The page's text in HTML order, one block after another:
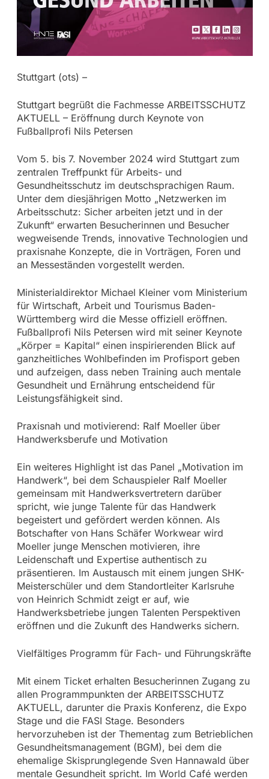
Stuttgart (ots) –
Stuttgart begrüßt die Fachmesse ARBEITSSCHUTZ
AKTUELL – Eröffnung durch Keynote von
Fußballprofi Nils Petersen
Vom 5. bis 7. November 2024 wird Stuttgart zum
zentralen Treffpunkt für Arbeits- und
Gesundheitsschutz im deutschsprachigen Raum.
Unter dem diesjährigen Motto „Netzwerken im
Arbeitsschutz: Sicher arbeiten jetzt und in der
Zukunft“ erwarten Besucherinnen und Besucher
wegweisende Trends, innovative Technologien und
praxisnahe Konzepte, die in Vorträgen, Foren und
an Messeständen vorgestellt werden.
Ministerialdirektor Michael Kleiner vom Ministerium
für Wirtschaft, Arbeit und Tourismus Baden-
Württemberg wird die Messe offiziell eröffnen.
Fußballprofi Nils Petersen wird mit seiner Keynote
„Körper = Kapital“ einen inspirierenden Blick auf
ganzheitliches Wohlbefinden im Profisport geben
und aufzeigen, dass neben Training auch mentale
Gesundheit und Ernährung entscheidend für
Leistungsfähigkeit sind.
Praxisnah und motivierend: Ralf Moeller über
Handwerksberufe und Motivation
Ein weiteres Highlight ist das Panel „Motivation im
Handwerk“, bei dem Schauspieler Ralf Moeller
gemeinsam mit Handwerksvertretern darüber
spricht, wie junge Talente für das Handwerk
begeistert und gefördert werden können. Als
Botschafter von Hans Schäfer Workwear wird
Moeller junge Menschen motivieren, ihre
Leidenschaft und Expertise authentisch zu
präsentieren. Im Austausch mit einem jungen SHK-
Meisterschüler und dem Standortleiter Karlsruhe
von Heinrich Schmidt zeigt er auf, wie
Handwerksbetriebe jungen Talenten Perspektiven
eröffnen und die Zukunft des Handwerks sichern.
Vielfältiges Programm für Fach- und Führungskräfte
Mit einem Ticket erhalten Besucherinnen Zugang zu
allen Programmpunkten der ARBEITSSCHUTZ
AKTUELL, darunter die Praxis Konferenz, die Expo
Stage und die FASI Stage. Besonders
hervorzuheben ist der Thementag zum Betrieblichen
Gesundheitsmanagement (BGM), bei dem die
ehemalige Skisprunglegende Sven Hannawald über
mentale Gesundheit spricht. Im World Café werden